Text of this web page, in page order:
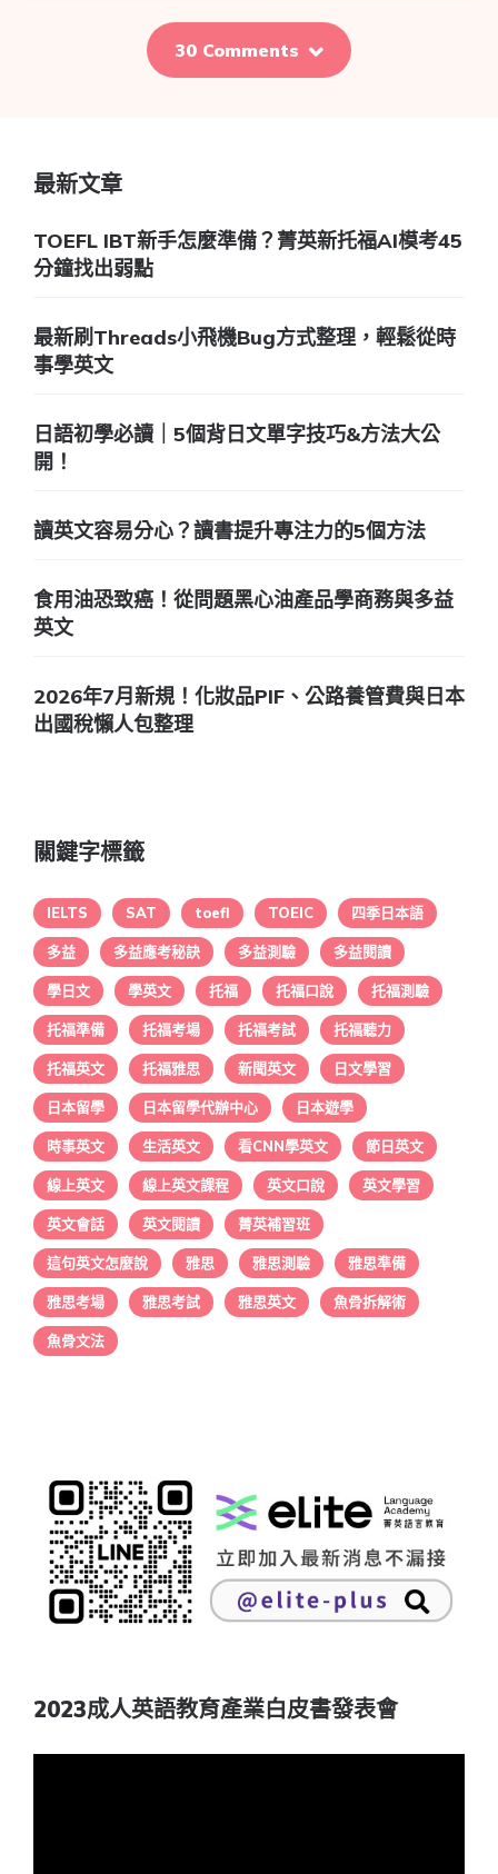
30 Comments
最新文章
TOEFL IBT新手怎麼準備？菁英新托福AI模考45
分鐘找出弱點
最新刷Threads小飛機Bug方式整理，輕鬆從時
事學英文
日語初學必讀｜5個背日文單字技巧&方法大公
開！
讀英文容易分心？讀書提升專注力的5個方法
食用油恐致癌！從問題黑心油產品學商務與多益
英文
2026年7月新規！化妝品PIF、公路養管費與日本
出國稅懶人包整理
關鍵字標籤
IELTS SAT toefl TOEIC 四季日本語
多益 多益應考秘訣 多益測驗 多益閱讀
學日文 學英文 托福 托福口說 托福測驗
托福準備 托福考場 托福考試 托福聽力
托福英文 托福雅思 新聞英文 日文學習
日本留學 日本留學代辦中心 日本遊學
時事英文 生活英文 看CNN學英文 節日英文
線上英文 線上英文課程 英文口說 英文學習
英文會話 英文閱讀 菁英補習班
這句英文怎麼說 雅思 雅思測驗 雅思準備
雅思考場 雅思考試 雅思英文 魚骨拆解術
魚骨文法
2023成人英語教育產業白皮書發表會